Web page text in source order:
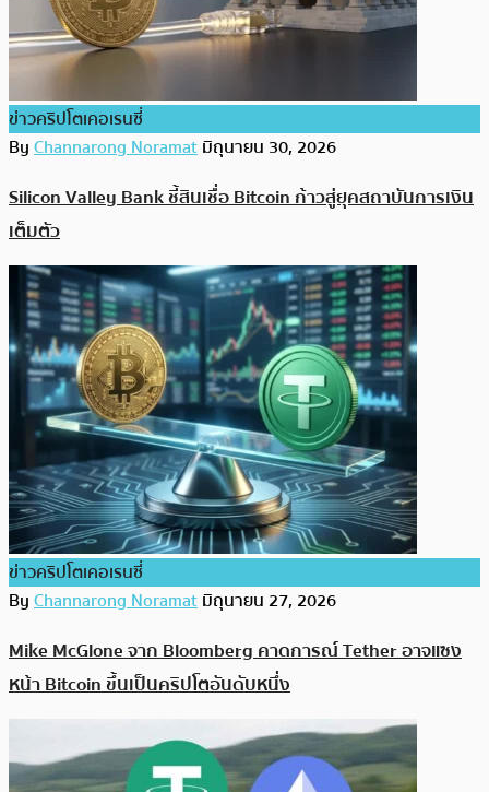
ข่าวคริปโตเคอเรนซี่
ByChannarong Noramatมิถุนายน 30, 2026
Silicon Valley Bank ชี้สินเชื่อ Bitcoin ก้าวสู่ยุคสถาบันการเงิน
เต็มตัว
ข่าวคริปโตเคอเรนซี่
ByChannarong Noramatมิถุนายน 27, 2026
Mike McGlone จาก Bloomberg คาดการณ์ Tether อาจแซง
หน้า Bitcoin ขึ้นเป็นคริปโตอันดับหนึ่ง